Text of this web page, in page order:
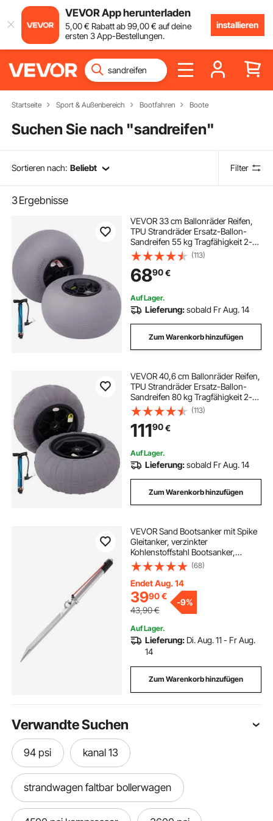
VEVOR App herunterladen
5,00€ Rabatt ab99,00€ auf deine
ersten 3 App-Bestellungen.
installieren
Startseite Sport & Außenbereich Bootfahren Boote
Suchen Sie nach "sandreifen"
Sortieren nach: Beliebt Filter
3Ergebnisse
VEVOR 33 cm Ballonräder Reifen,
TPU Strandräder Ersatz-Ballon-
Sandreifen 55 kg Tragfähigkeit 2-3
PSI Niederdruck, für Kajakwagen
Kanuwagen Strandwagen
Gartenwagen Angelwagen – 2
Stück
(113)
6890€
Auf Lager.
Lieferung:sobald Fr Aug. 14
Zum Warenkorb hinzufügen
VEVOR 40,6 cm Ballonräder Reifen,
TPU Strandräder Ersatz-Ballon-
Sandreifen 80 kg Tragfähigkeit 2-3
PSI Niederdruck, für Kajakwagen
Kanuwagen Strandwagen
Gartenwagen Angelwagen – 2
Stück
(113)
11190€
Auf Lager.
Lieferung:sobald Fr Aug. 14
Zum Warenkorb hinzufügen
VEVOR Sand Bootsanker mit Spike
Gleitanker, verzinkter
Kohlenstoffstahl Bootsanker,
Flachwasser-Strandanker, zur
Sicherung von Jetskis, PWCs,
Pontonkajaks an Stränden und
Sandbänken
(68)
Endet Aug. 14
3990€
43,90€
-9%
Auf Lager.
Lieferung: Di. Aug. 11 - Fr Aug.
14
Zum Warenkorb hinzufügen
Verwandte Suchen
94 psi kanal 13
strandwagen faltbar bollerwagen